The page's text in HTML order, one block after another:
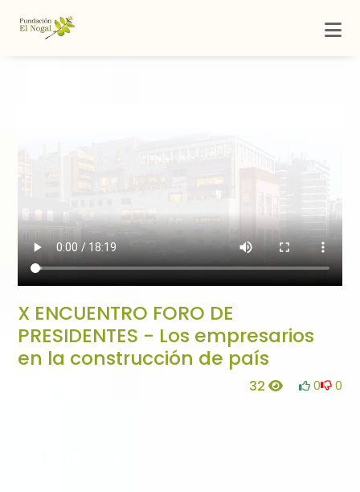
X ENCUENTRO FORO DE
PRESIDENTES - Los empresarios
en la construcción de país
32 0 0